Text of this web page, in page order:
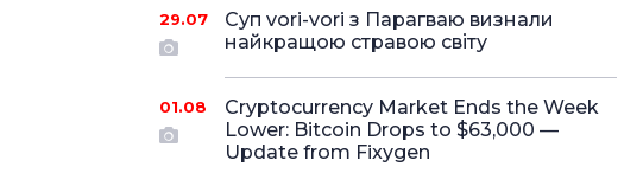
29.07
Суп vori-vori з Парагваю визнали
найкращою стравою світу
01.08
Cryptocurrency Market Ends the Week
Lower: Bitcoin Drops to $63,000 —
Update from Fixygen